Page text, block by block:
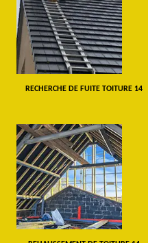
RECHERCHE DE FUITE TOITURE 14